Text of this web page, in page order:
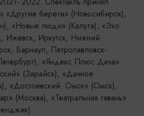
«Другие берега» (Новосибирск),
«Новые люди» (Калуга), «Эхо
Ижевск, Иркутск, Нижний
Барнаул, Петропавловск-
«Яндекс Плюс Дача»
(Зарайск), «Дачное
«Достоевский. Омск» (Омск),
(Москва), «Театральная гавань»